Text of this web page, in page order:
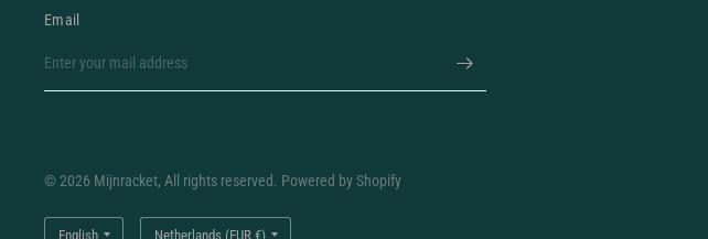
Email
© 2026 Mijnracket, All rights reserved. Powered by Shopify
Update Update